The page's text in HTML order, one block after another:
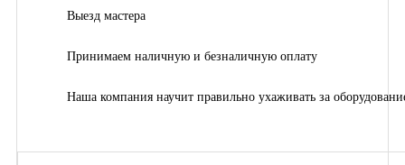
Выезд мастера
Принимаем наличную и безналичную оплату
Наша компания научит правильно ухаживать за